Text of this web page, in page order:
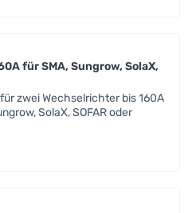
für SMA, Sungrow, SolaX,
zwei Wechselrichter bis 160A
SolaX, SOFAR oder